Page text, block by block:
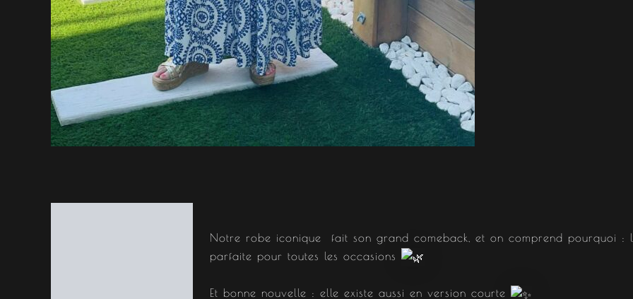
Notre robe iconique fait son grand comeback, et on comprend pourquoi :
parfaite pour toutes les occasions
Et bonne nouvelle : elle existe aussi en version courte